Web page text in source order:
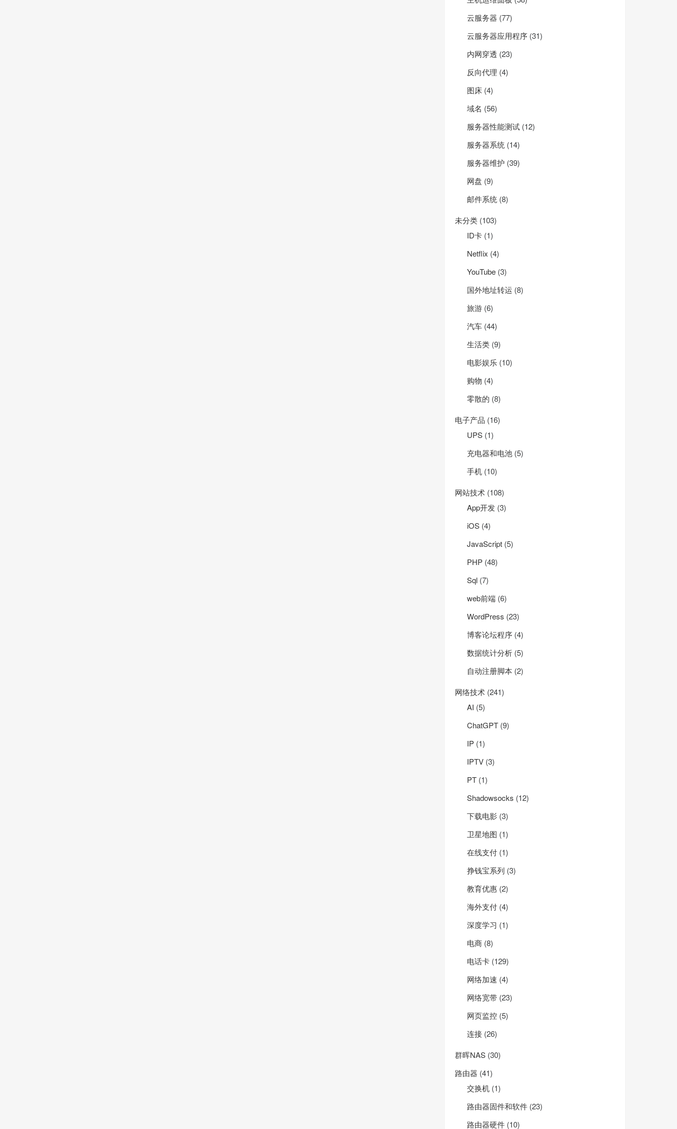
云服务器 (77)
云服务器应用程序 (31)
内网穿透 (23)
反向代理 (4)
图床 (4)
域名 (56)
服务器性能测试 (12)
服务器系统 (14)
服务器维护 (39)
网盘 (9)
邮件系统 (8)
未分类 (103)
ID卡 (1)
Net­flix (4)
YouTube (3)
国外地址转运 (8)
旅游 (6)
汽车 (44)
生活类 (9)
电影娱乐 (10)
购物 (4)
零散的 (8)
电子产品 (16)
UPS (1)
充电器和电池 (5)
手机 (10)
网站技术 (108)
App开发 (3)
iOS (4)
JavaScript (5)
PHP (48)
Sql (7)
web前端 (6)
WordPress (23)
博客论坛程序 (4)
数据统计分析 (5)
自动注册脚本 (2)
网络技术 (241)
AI (5)
ChatGPT (9)
IP (1)
IPTV (3)
PT (1)
Shadowsocks (12)
下载电影 (3)
卫星地图 (1)
在线支付 (1)
挣钱宝系列 (3)
教育优惠 (2)
海外支付 (4)
深度学习 (1)
电商 (8)
电话卡 (129)
网络加速 (4)
网络宽带 (23)
网页监控 (5)
连接 (26)
群晖NAS (30)
路由器 (41)
交换机 (1)
路由器固件和软件 (23)
路由器硬件 (10)